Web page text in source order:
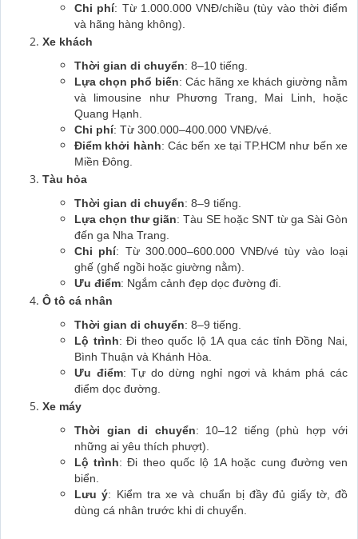
Chi phí: Từ 1.000.000 VNĐ/chiều (tùy vào thời điểm
và hãng hàng không).
Xe khách
Thời gian di chuyển: 8–10 tiếng.
Lựa chọn phổ biến: Các hãng xe khách giường nằm
và limousine như Phương Trang, Mai Linh, hoặc
Quang Hạnh.
Chi phí: Từ 300.000–400.000 VNĐ/vé.
Điểm khởi hành: Các bến xe tại TP.HCM như bến xe
Miền Đông.
Tàu hỏa
Thời gian di chuyển: 8–9 tiếng.
Lựa chọn thư giãn: Tàu SE hoặc SNT từ ga Sài Gòn
đến ga Nha Trang.
Chi phí: Từ 300.000–600.000 VNĐ/vé tùy vào loại
ghế (ghế ngồi hoặc giường nằm).
Ưu điểm: Ngắm cảnh đẹp dọc đường đi.
Ô tô cá nhân
Thời gian di chuyển: 8–9 tiếng.
Lộ trình: Đi theo quốc lộ 1A qua các tỉnh Đồng Nai,
Bình Thuận và Khánh Hòa.
Ưu điểm: Tự do dừng nghỉ ngơi và khám phá các
điểm dọc đường.
Xe máy
Thời gian di chuyển: 10–12 tiếng (phù hợp với
những ai yêu thích phượt).
Lộ trình: Đi theo quốc lộ 1A hoặc cung đường ven
biển.
Lưu ý: Kiểm tra xe và chuẩn bị đầy đủ giấy tờ, đồ
dùng cá nhân trước khi di chuyển.